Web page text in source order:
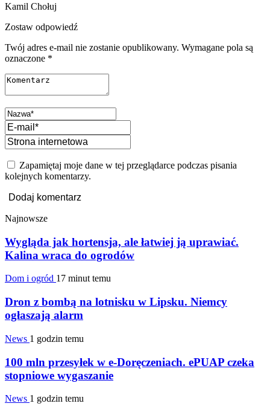
Kamil Chołuj
Zostaw odpowiedź
Twój adres e-mail nie zostanie opublikowany. Wymagane pola są
oznaczone *
Zapamiętaj moje dane w tej przeglądarce podczas pisania
kolejnych komentarzy.
Najnowsze
Wygląda jak hortensja, ale łatwiej ją uprawiać.
Kalina wraca do ogrodów
Dom i ogród 17 minut temu
Dron z bombą na lotnisku w Lipsku. Niemcy
ogłaszają alarm
News 1 godzin temu
100 mln przesyłek w e-Doręczeniach. ePUAP czeka
stopniowe wygaszanie
News 1 godzin temu